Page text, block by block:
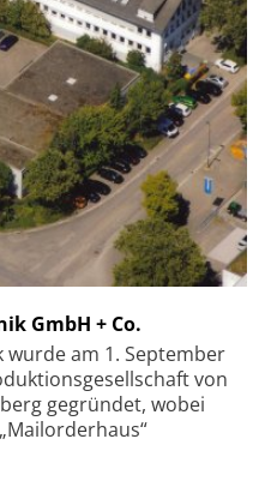
GmbH + Co.
wurde am 1. September
von
gegründet, wobei